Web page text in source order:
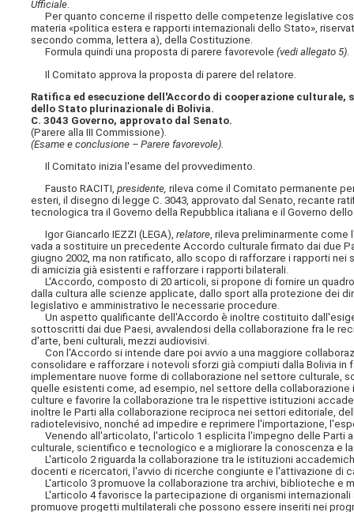
Ufficiale.
Per quanto concerne il rispetto delle competenze legislative
materia «politica estera e rapporti internazionali dello Stato»,
secondo comma, lettera a), della Costituzione.
Formula quindi una proposta di parere favorevole(vedi allegato 5).
Il Comitato approva la proposta di parere del relatore.
Ratifica ed esecuzione dell'Accordo di cooperazione
dello Stato plurinazionale di Bolivia.
C. 3043 Governo, approvato dal Senato.
(Parere alla III Commissione).
(Esame e conclusione – Parere favorevole).
Il Comitato inizia l'esame del provvedimento.
Fausto RACITI,presidente, rileva come il Comitato permanente
esteri, il disegno di legge C. 3043, approvato dal Senato, recante
tecnologica tra il Governo della Repubblica italiana e il Governo
Igor Giancarlo IEZZI (LEGA),relatore, rileva preliminarmente
vada a sostituire un precedente Accordo culturale firmato dai due
giugno 2002, ma non ratificato, allo scopo di rafforzare i rapporti
di amicizia già esistenti e rafforzare i rapporti bilaterali.
L'Accordo, composto di 20 articoli, si propone di fornire un
dalla cultura alle scienze applicate, dallo sport alla protezione dei
legislativo e amministrativo le necessarie procedure.
Un aspetto qualificante dell'Accordo è inoltre costituito
sottoscritti dai due Paesi, avvalendosi della collaborazione fra le
d'arte, beni culturali, mezzi audiovisivi.
Con l'Accordo si intende dare poi avvio a una maggiore
consolidare e rafforzare i notevoli sforzi già compiuti dalla Bolivia
implementare nuove forme di collaborazione nel settore culturale,
quelle esistenti come, ad esempio, nel settore della
culture e favorire la collaborazione tra le rispettive istituzioni
inoltre le Parti alla collaborazione reciproca nei settori editoriale,
radiotelevisivo, nonché ad impedire e reprimere l'importazione,
Venendo all'articolato, l'articolo 1 esplicita l'impegno delle Parti
culturale, scientifico e tecnologico e a migliorare la conoscenzae
L'articolo 2 riguarda la collaborazione tra le istituzioni
docenti e ricercatori, l'avvio di ricerche congiunte e l'attivazione di
L'articolo 3 promuove la collaborazione tra archivi, biblioteche e
L'articolo 4 favorisce la partecipazione di organismi
promuove progetti multilaterali che possono essere inseriti nei